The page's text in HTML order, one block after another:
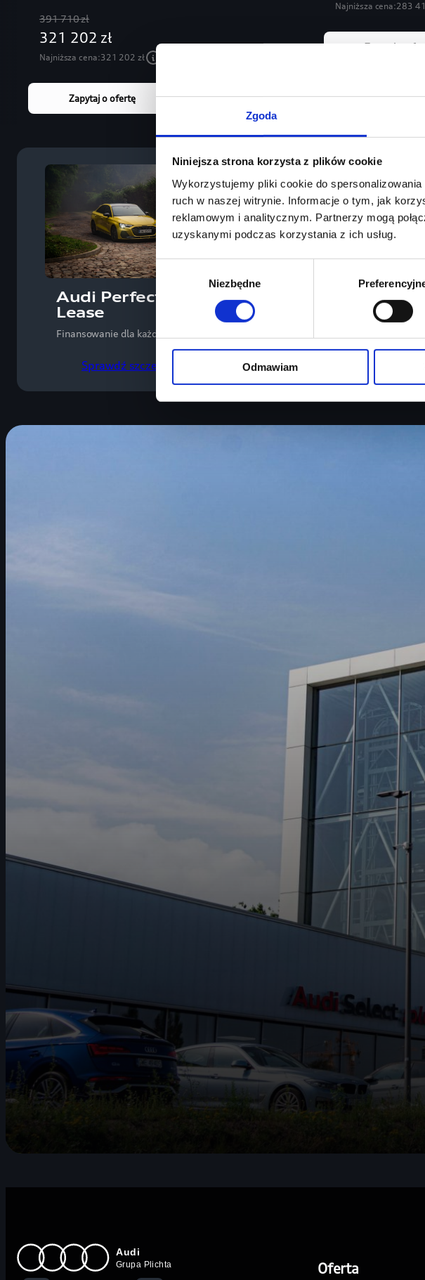
Zgoda
Niniejsza strona korzysta z plików cookie
Wykorzystujemy pliki cookie do
ruch w naszej witrynie. Informacje o tym, jak
reklamowym i analitycznym. Partnerzy mogą
uzyskanymi podczas korzystania z ich usług.
Wybór
Niezbędne
Odmawiam
391 710 zł
321 202 zł
Najniższa cena:321 202 zł
Zapytaj o ofertę Szczegóły
Najniższa cena:283
Zapytaj o
Audi Perfect
Lease
Finansowanie dla każdego
Sprawdź szczegóły
Jazda testowa
Oferta